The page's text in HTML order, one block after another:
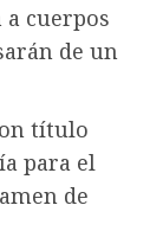
a cuerpos
de un
título
para el
de